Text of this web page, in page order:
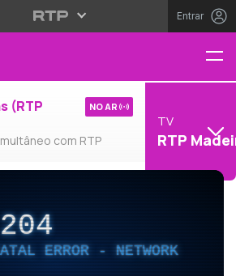
Entrar
(RTP
com RTP
NO AR
TV
RTP
204
ERROR - NETWORK